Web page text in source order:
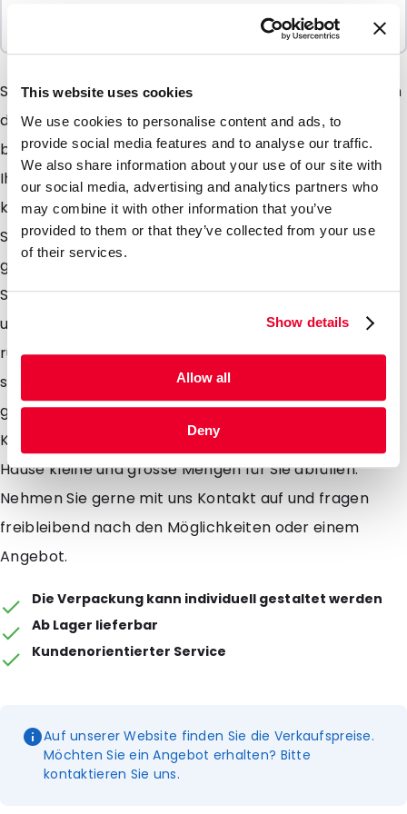
This website uses cookies
We use cookies to personalise content and ads, to
provide social media features and to analyse our traffic.
We also share information about your use of our site with
our social media, advertising and analytics partners who
may combine it with other information that you’ve
provided to them or that they’ve collected from your use
of their services.
Show details
Allow all
Deny
Spoutbags sind äusserst gut geeigent für Flüssigkeiten
die an Ihre Verpackung und Ihren Gebrauch
besondere Anforderungen stellen. Durch das Abfüllen
Ihrer Flüssigkeiten oder auch anderer Produkte
können Sie eine Menge Lagerplatz einsparen. Die
Spoutbags sind aus einem Laminat mit besonders
guten Barierreeigenschaften hergestellt.
Standarmässig sind die Spoutbags in einer aluminium
und einer transparenten Ausführung erhältlich. Der
runde Boden ermöglicht das der Beutel einfach und
stabil aufrecht stehen kann. Spoutbags sind sehr gut
geeigent zum Abfüllen von Flüssigkeiten ohne
Kohlensäure. Auf Anfrage können wir in unserem
Hause kleine und grosse Mengen für Sie abfüllen.
Nehmen Sie gerne mit uns Kontakt auf und fragen
freibleibend nach den Möglichkeiten oder einem
Angebot.
Die Verpackung kann individuell gestaltet werden
Ab Lager lieferbar
Kundenorientierter Service
Auf unserer Website finden Sie die Verkaufspreise.
Möchten Sie ein Angebot erhalten? Bitte
kontaktieren Sie uns.